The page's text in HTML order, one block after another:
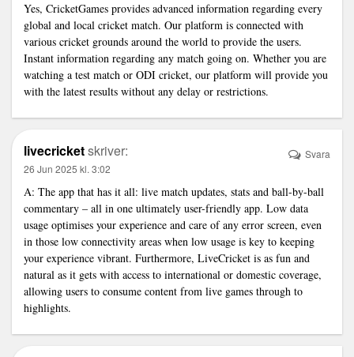
Yes, CricketGames provides advanced information regarding every
global and local cricket match. Our platform is connected with
various cricket grounds around the world to provide the users.
Instant information regarding any match going on. Whether you are
watching a test match or ODI cricket, our platform will provide you
with the latest results without any delay or restrictions.
livecricketskriver:
26 Jun 2025 kl. 3:02
A: The app that has it all: live match updates, stats and ball-by-ball
commentary – all in one ultimately user-friendly app. Low data
usage optimises your experience and care of any error screen, even
in those low connectivity areas when low usage is key to keeping
your experience vibrant. Furthermore, LiveCricket is as fun and
natural as it gets with access to international or domestic coverage,
allowing users to consume content from live games through to
highlights.
Svara